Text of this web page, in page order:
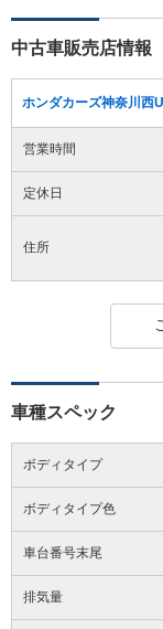
中古車販売店情報
ホンダカーズ神奈川西
営業時間
定休日
住所
車種スペック
ボディタイプ
ボディタイプ色
車台番号末尾
排気量